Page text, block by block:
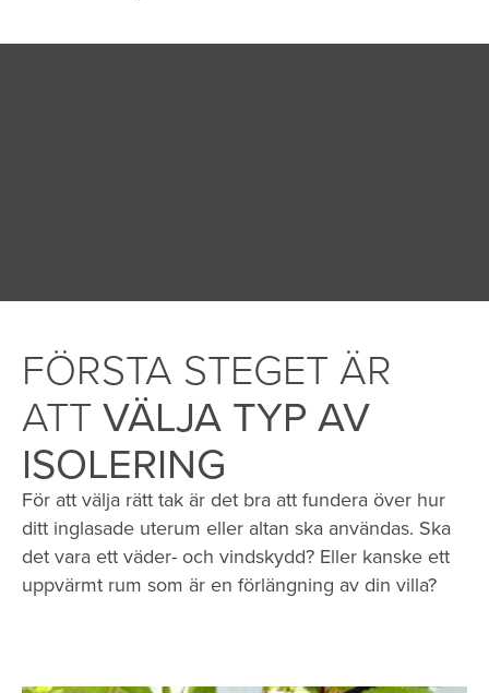
FÖRSTA STEGET ÄR
ATT VÄLJA TYP AV
ISOLERING
För att välja rätt tak är det bra att fundera över hur
ditt inglasade uterum eller altan ska användas. Ska
det vara ett väder- och vindskydd? Eller kanske ett
uppvärmt rum som är en förlängning av din villa?